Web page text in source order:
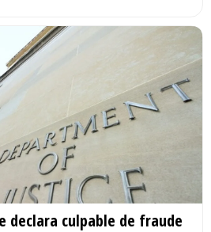
declara culpable de fraude